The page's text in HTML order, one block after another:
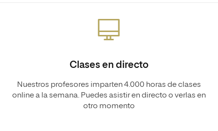
Clases en directo
Nuestros profesores imparten 4.000 horas de clases
online a la semana. Puedes asistir en directo o verlas en
otro momento